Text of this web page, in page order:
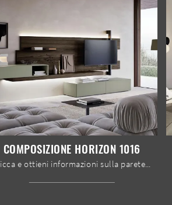
COMPOSIZIONE HORIZON 1016